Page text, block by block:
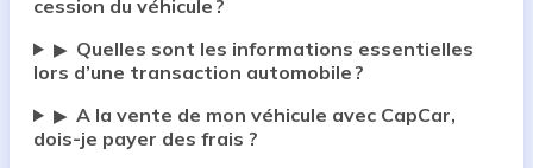
cession du véhicule ?
▶ Quelles sont les informations essentielles
lors d’une transaction automobile ?
▶ A la vente de mon véhicule avec CapCar,
dois-je payer des frais ?